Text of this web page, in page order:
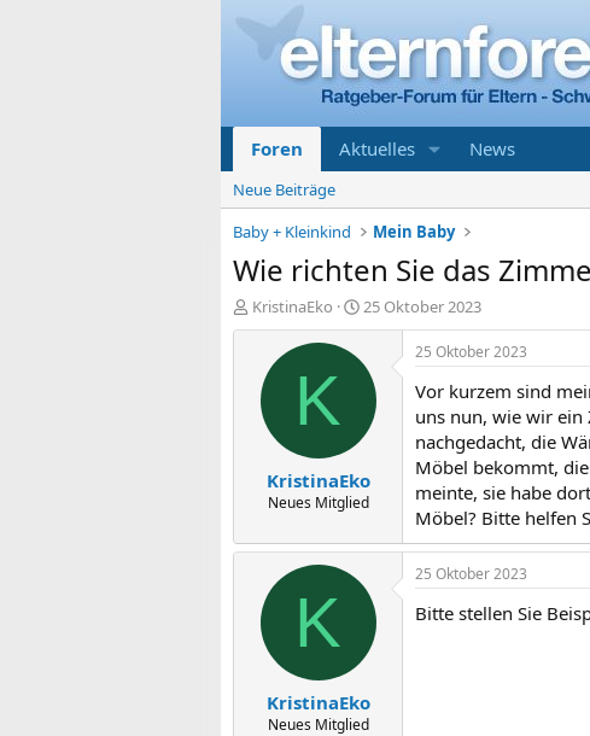
Foren Aktuelles News
Neue Beiträge
Baby + Kleinkind
Mein Baby
Wie richten Sie das
E
r
KristinaEko
E
r
t
l
a
m
25 Oktober 2023
K
KristinaEko
Neues Mitglied
25 Oktober 2023
Vor kurzem sind
uns nun, wie wir ein
nachgedacht, die
Möbel bekommt,
meinte, sie habe
Möbel? Bitte helfen
K
KristinaEko
Neues Mitglied
25 Oktober 2023
Bitte stellen Sie